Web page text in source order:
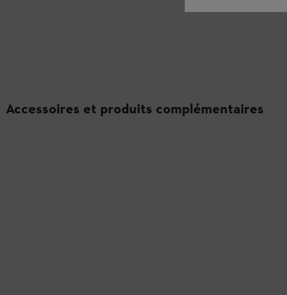
Accessoires et produits complémentaires